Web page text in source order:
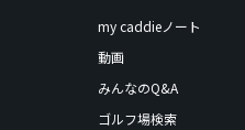
my caddieノート
動画
みんなのQ&A
ゴルフ場検索